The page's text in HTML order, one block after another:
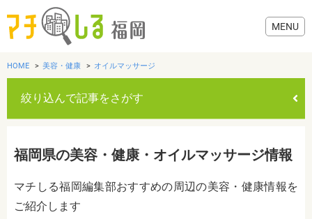
歯医者・病院
HOME 美容・健康 オイルマッサージ
絞り込んで記事をさがす
福岡県の美容・健康・オイルマッサージ情報
マチしる福岡編集部おすすめの周辺の美容・健康情報を
ご紹介します